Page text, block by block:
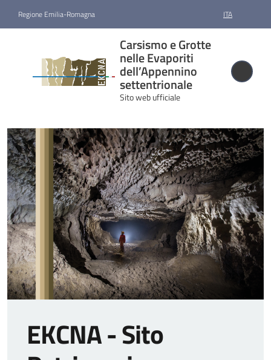
Regione Emilia-Romagna ITA
Carsismo e Grotte
nelle Evaporiti
dell’Appennino
settentrionale
Sito web ufficiale
Carsismo e
Grotte nelle
Evaporiti
dell’Appennino
settentrionale
Candidatura
e
riconoscimento
Gestione
Cartografia
Comunicazione
Sito web ufficiale
EKCNA - Sito